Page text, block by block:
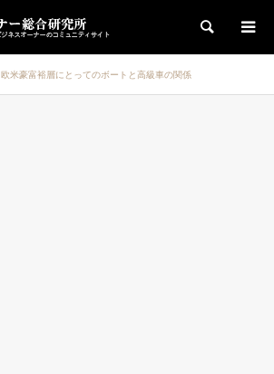
検索
欧米豪富裕層にとってのボートと高級車の関係